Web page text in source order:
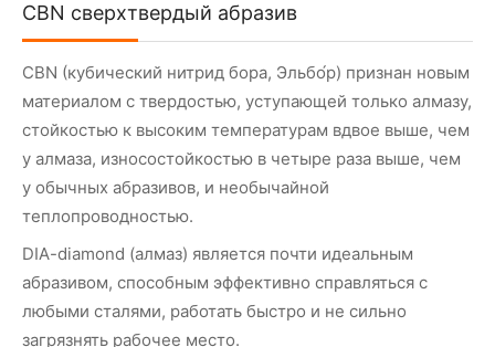
CBN сверхтвердый абразив
CBN (кубический нитрид бора, Эльбо́р) признан новым
материалом с твердостью, уступающей только алмазу,
стойкостью к высоким температурам вдвое выше, чем
у алмаза, износостойкостью в четыре раза выше, чем
у обычных абразивов, и необычайной
теплопроводностью.
DIA-diamond (алмаз) является почти идеальным
абразивом, способным эффективно справляться с
любыми сталями, работать быстро и не сильно
загрязнять рабочее место.